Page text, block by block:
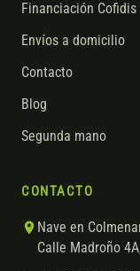
Financiación Cofidis
Envíos a domicilio
Contacto
Blog
Segunda mano
CONTACTO
Nave en
Calle Madroño